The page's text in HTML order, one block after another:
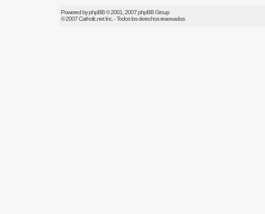
Powered byphpBB© 2001, 2007 phpBB Group
© 2007Catholic.netInc. - Todos los derechos reservados